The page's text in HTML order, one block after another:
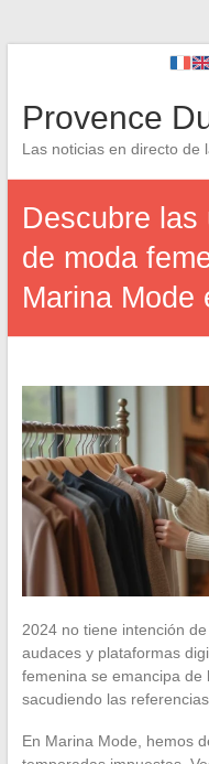
Provence
Las noticias en directo de
Descubre las
de moda
Marina Mode
2024 no tiene intención
audaces y plataformas
femenina se emancipa de
sacudiendo las
En Marina Mode, hemos